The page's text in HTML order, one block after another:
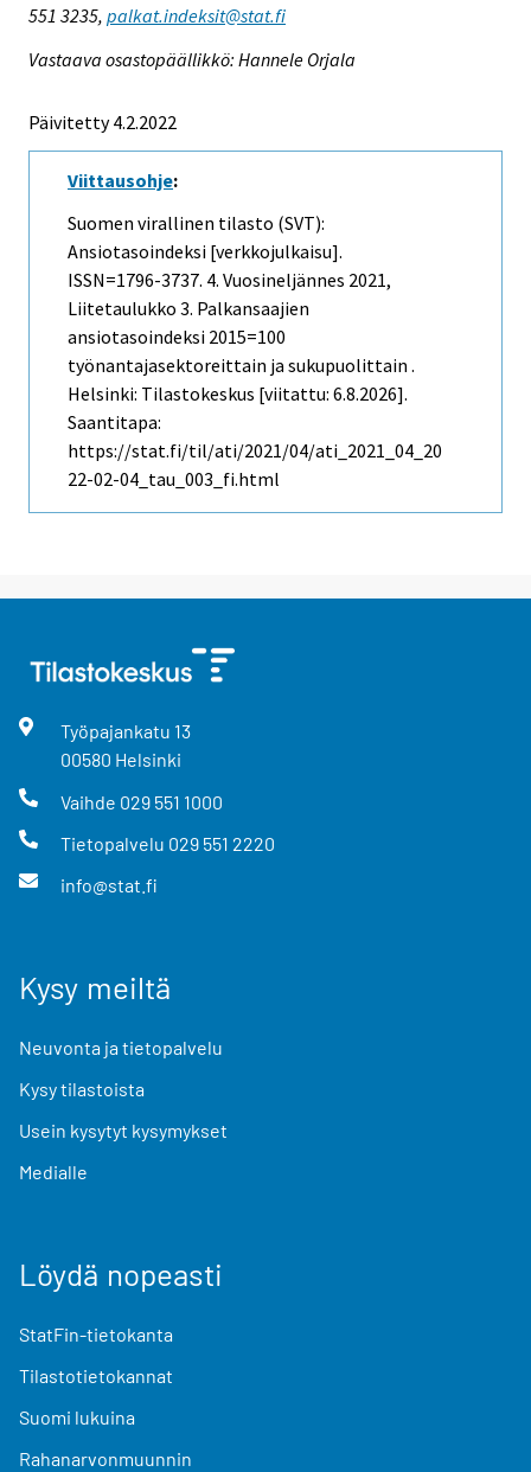
551 3235, palkat.indeksit@stat.fi
Vastaava osastopäällikkö: Hannele Orjala
Päivitetty 4.2.2022
Viittausohje:
Suomen virallinen tilasto (SVT):
Ansiotasoindeksi [verkkojulkaisu].
ISSN=1796-3737. 4. Vuosineljännes 2021,
Liitetaulukko 3. Palkansaajien
ansiotasoindeksi 2015=100
työnantajasektoreittain ja sukupuolittain .
Helsinki: Tilastokeskus [viitattu: 6.8.2026].
Saantitapa:
https://stat.fi/til/ati/2021/04/ati_2021_04_20
22-02-04_tau_003_fi.html
Työpajankatu 13
00580 Helsinki
Vaihde 029 551 1000
Tietopalvelu 029 551 2220
info@stat.fi
Kysy meiltä
Neuvonta ja tietopalvelu
Kysy tilastoista
Usein kysytyt kysymykset
Medialle
Löydä nopeasti
StatFin-tietokanta
Tilastotietokannat
Suomi lukuina
Rahanarvonmuunnin